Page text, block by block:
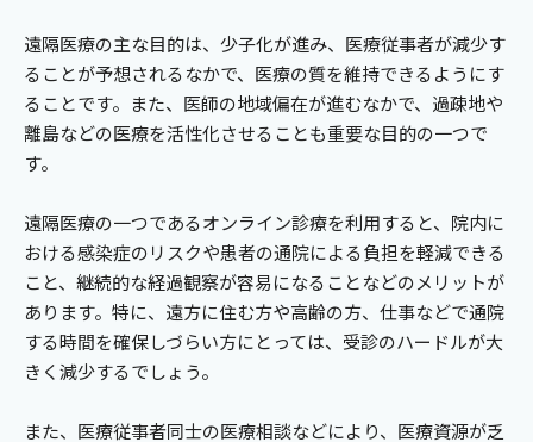
遠隔医療の主な目的は、少子化が進み、医療従事者が減少す
ることが予想されるなかで、医療の質を維持できるようにす
ることです。また、医師の地域偏在が進むなかで、過疎地や
離島などの医療を活性化させることも重要な目的の一つで
す。
遠隔医療の一つであるオンライン診療を利用すると、院内に
おける感染症のリスクや患者の通院による負担を軽減できる
こと、継続的な経過観察が容易になることなどのメリットが
あります。特に、遠方に住む方や高齢の方、仕事などで通院
する時間を確保しづらい方にとっては、受診のハードルが大
きく減少するでしょう。
また、医療従事者同士の医療相談などにより、医療資源が乏